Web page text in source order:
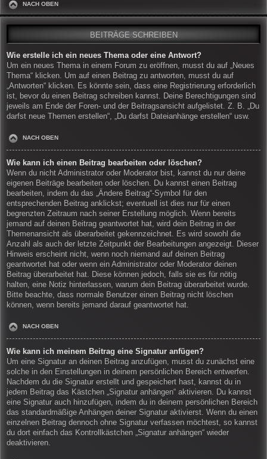
NACH OBEN
BEITRÄGE SCHREIBEN
Wie erstelle ich ein neues Thema oder eine Antwort?
Um ein neues Thema in einem Forum zu eröffnen, musst du auf „Neues
Thema“ klicken. Um auf einen Beitrag zu antworten, musst du auf
„Antworten“ klicken. Es könnte sein, dass eine Registrierung erforderlich
ist, bevor du einen Beitrag schreiben kannst. Deine Berechtigungen sind
jeweils am Ende der Foren- und der Beitragsansicht aufgelistet. Z. B. „Du
darfst neue Themen erstellen“, „Du darfst Dateianhänge erstellen“ usw.
NACH OBEN
Wie kann ich einen Beitrag bearbeiten oder löschen?
Wenn du nicht Administrator oder Moderator bist, kannst du nur deine
eigenen Beiträge bearbeiten oder löschen. Du kannst einen Beitrag
bearbeiten, indem du das „Ändere Beitrag“-Symbol für den
entsprechenden Beitrag anklickst; eventuell ist dies nur für einen
begrenzten Zeitraum nach seiner Erstellung möglich. Wenn bereits
jemand auf deinen Beitrag geantwortet hat, wird dein Beitrag in der
Themenansicht als überarbeitet gekennzeichnet. Es wird sowohl die
Anzahl als auch der letzte Zeitpunkt der Bearbeitungen angezeigt. Dieser
Hinweis erscheint nicht, wenn noch niemand auf deinen Beitrag
geantwortet hat oder wenn ein Administrator oder Moderator deinen
Beitrag überarbeitet hat. Diese können jedoch, falls sie es für nötig
halten, eine Notiz hinterlassen, warum dein Beitrag überarbeitet wurde.
Bitte beachte, dass normale Benutzer einen Beitrag nicht löschen
können, wenn bereits jemand darauf geantwortet hat.
NACH OBEN
Wie kann ich meinem Beitrag eine Signatur anfügen?
Um eine Signatur an deinen Beitrag anzufügen, musst du zunächst eine
solche in den Einstellungen in deinem persönlichen Bereich entwerfen.
Nachdem du die Signatur erstellt und gespeichert hast, kannst du in
jedem Beitrag das Kästchen „Signatur anhängen“ aktivieren. Du kannst
eine Signatur auch hinzufügen, indem du in deinem persönlichen Bereich
das standardmäßige Anhängen deiner Signatur aktivierst. Wenn du einen
einzelnen Beitrag dennoch ohne Signatur verfassen möchtest, so kannst
du dort einfach das Kontrollkästchen „Signatur anhängen“ wieder
deaktivieren.